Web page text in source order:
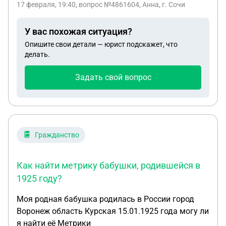
на нее опеку,какие будут действия органов
17 февраля, 19:40, вопрос №4861604, Анна, г. Сочи
У вас похожая ситуация?
Опишите свои детали — юрист подскажет, что
делать.
Задать свой вопрос
Гражданство
Как найти метрику бабушки, родившейся в
1925 году?
Моя родная бабушка родилась в России город
Воронеж область Курская 15.01.1925 года могу ли
я найти её Метрики